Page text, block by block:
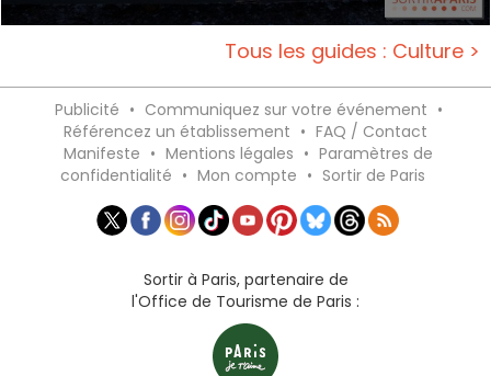
Tous les guides : Culture >
Publicité • Communiquez sur votre événement •
Référencez un établissement • FAQ / Contact
Manifeste • Mentions légales • Paramètres de
confidentialité • Mon compte • Sortir de Paris
Sortir à Paris, partenaire de
l'Office de Tourisme de Paris :